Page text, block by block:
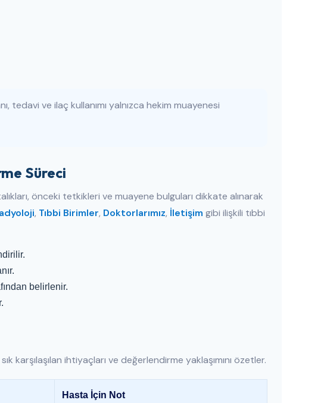
tedavi ve ilaç kullanımı yalnızca hekim muayenesi
Süreci
önceki tetkikleri ve muayene bulguları dikkate alınarak
, Tıbbi Birimler, Doktorlarımız, İletişim gibi ilişkili tıbbi
belirlenir.
ihtiyaçları ve değerlendirme yaklaşımını özetler.
Hasta İçin Not